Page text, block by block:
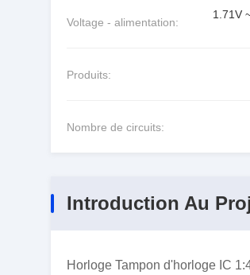
Voltage - alimentation:
1.71V
Produits:
Nombre de circuits:
Introduction Au
Horloge Tampon d'horloge IC